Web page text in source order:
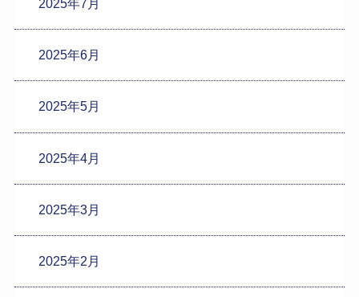
2025年7月
2025年6月
2025年5月
2025年4月
2025年3月
2025年2月